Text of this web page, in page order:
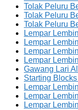
Tolak Peluru
Tolak Peluru
Tolak Peluru
Lempar
Lempar
Lempar
Lempar
Gawang Lari
Starting
Lempar
Lempar
Lempar